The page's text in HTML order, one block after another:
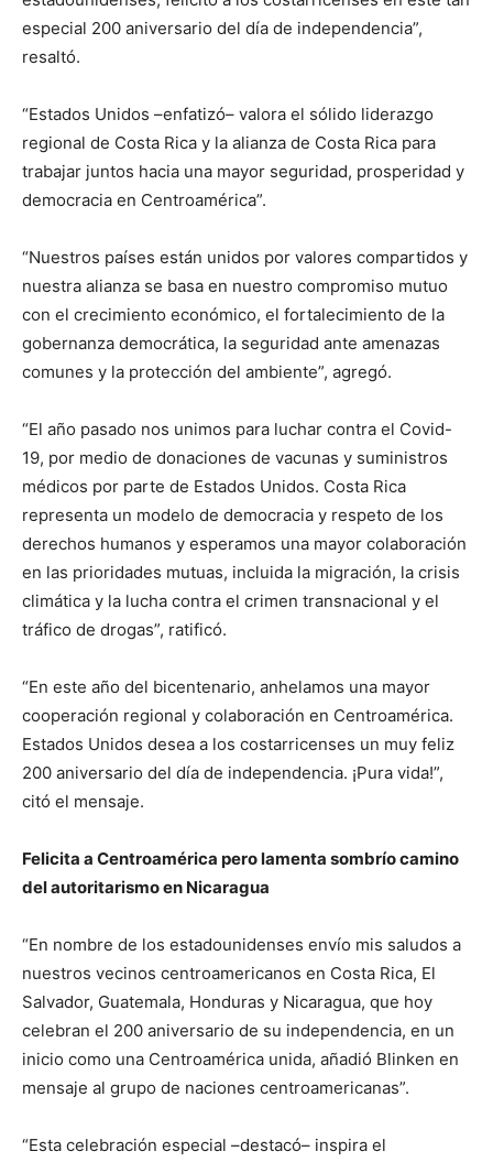
especial 200 aniversario del día de independencia”,
resaltó.
“Estados Unidos –enfatizó– valora el sólido liderazgo
regional de Costa Rica y la alianza de Costa Rica para
trabajar juntos hacia una mayor seguridad, prosperidad y
democracia en Centroamérica”.
“Nuestros países están unidos por valores compartidos y
nuestra alianza se basa en nuestro compromiso mutuo
con el crecimiento económico, el fortalecimiento de la
gobernanza democrática, la seguridad ante amenazas
comunes y la protección del ambiente”, agregó.
“El año pasado nos unimos para luchar contra el Covid-
19, por medio de donaciones de vacunas y suministros
médicos por parte de Estados Unidos. Costa Rica
representa un modelo de democracia y respeto de los
derechos humanos y esperamos una mayor colaboración
en las prioridades mutuas, incluida la migración, la crisis
climática y la lucha contra el crimen transnacional y el
tráfico de drogas”, ratificó.
“En este año del bicentenario, anhelamos una mayor
cooperación regional y colaboración en Centroamérica.
Estados Unidos desea a los costarricenses un muy feliz
200 aniversario del día de independencia. ¡Pura vida!”,
citó el mensaje.
Felicita a Centroamérica pero lamenta sombrío camino
del autoritarismo en Nicaragua
“En nombre de los estadounidenses envío mis saludos a
nuestros vecinos centroamericanos en Costa Rica, El
Salvador, Guatemala, Honduras y Nicaragua, que hoy
celebran el 200 aniversario de su independencia, en un
inicio como una Centroamérica unida, añadió Blinken en
mensaje al grupo de naciones centroamericanas”.
“Esta celebración especial –destacó– inspira el